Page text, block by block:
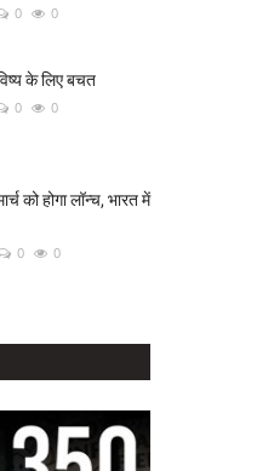
0 0
के लिए बचत
0 0
को होगा लॉन्च, भारत में
0 0